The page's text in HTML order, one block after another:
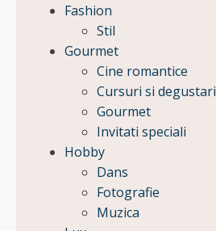
Fashion
Stil
Gourmet
Cine romantice
Cursuri si degustari
Gourmet
Invitati speciali
Hobby
Dans
Fotografie
Muzica